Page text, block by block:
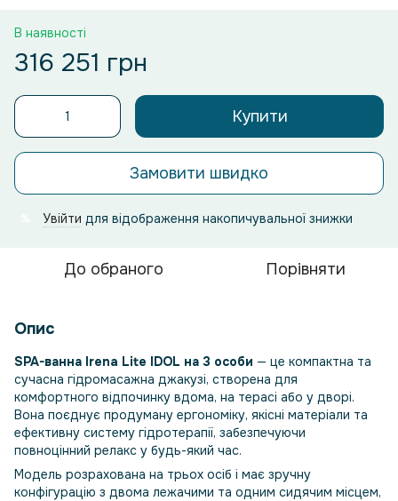
В наявності
316 251 грн
Купити
Замовити швидко
Увійти для відображення накопичувальної знижки
До обраного Порівняти
Опис
SPA-ванна Irena Lite IDOL на 3 особи — це компактна та
сучасна гідромасажна джакузі, створена для
комфортного відпочинку вдома, на терасі або у дворі.
Вона поєднує продуману ергономіку, якісні матеріали та
ефективну систему гідротерапії, забезпечуючи
повноцінний релакс у будь-який час.
Модель розрахована на трьох осіб і має зручну
конфігурацію з двома лежачими та одним сидячим місцем,